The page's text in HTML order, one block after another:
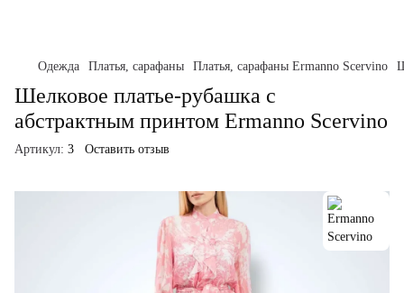
Одежда Платья, сарафаны Платья, сарафаны Ermanno Scervino
Шелковое платье-рубашка с
абстрактным принтом Ermanno Scervino
Артикул: 3 Оставить отзыв